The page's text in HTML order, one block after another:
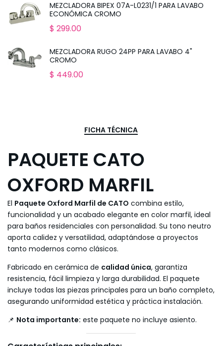
MEZCLADORA BIPEX 07A-L0231/1 PARA LAVABO
ECONÓMICA CROMO
$ 299.00
MEZCLADORA RUGO 24PP PARA LAVABO 4"
CROMO
$ 449.00
FICHA TÉCNICA
PAQUETE CATO
OXFORD MARFIL
El Paquete Oxford Marfil de CATO combina estilo,
funcionalidad y un acabado elegante en color marfil, ideal
para baños residenciales con personalidad. Su tono neutro
aporta calidez y versatilidad, adaptándose a proyectos
tanto modernos como clásicos.
Fabricado en cerámica de calidad única, garantiza
resistencia, fácil limpieza y larga durabilidad. El paquete
incluye todas las piezas principales para un baño completo,
asegurando uniformidad estética y práctica instalación.
📌 Nota importante: este paquete no incluye asiento.